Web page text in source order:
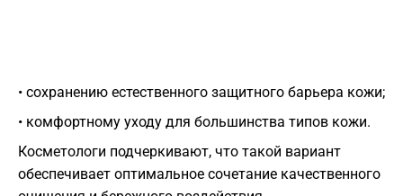
• сохранению естественного защитного барьера кожи;
• комфортному уходу для большинства типов кожи.
Косметологи подчеркивают, что такой вариант
обеспечивает оптимальное сочетание качественного